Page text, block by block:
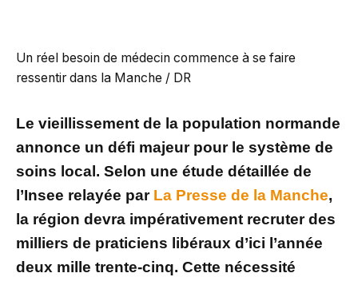
Un réel besoin de médecin commence à se faire
ressentir dans la Manche / DR
Le vieillissement de la population normande
annonce un défi majeur pour le système de
soins local. Selon une étude détaillée de
l’Insee relayée parLa Presse de la Manche,
la région devra impérativement recruter des
milliers de praticiens libéraux d’ici l’année
deux mille trente-cinq. Cette nécessité